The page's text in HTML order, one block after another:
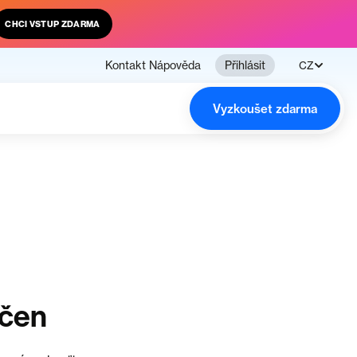
CHCI VSTUP ZDARMA
Kontakt Nápověda Přihlásit CZ
Vyzkoušet zdarma